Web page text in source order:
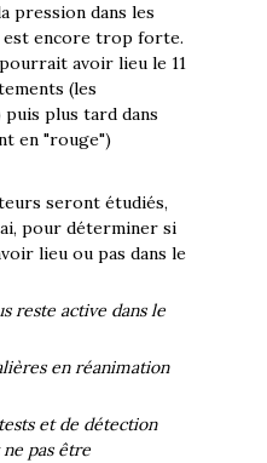
pression dans les
est encore trop forte.
avoir lieu le 11
(les
plus tard dans
en "rouge")
seront étudiés,
pour déterminer si
lieu ou pas dans le
reste active dans le
en réanimation
et de détection
pas être